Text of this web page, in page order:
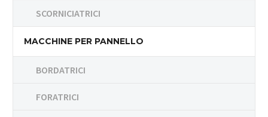
SCORNICIATRICI
MACCHINE PER PANNELLO
BORDATRICI
FORATRICI